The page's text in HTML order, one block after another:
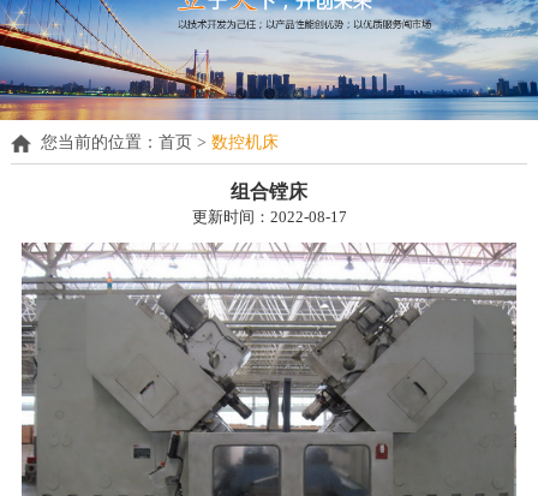
您当前的位置： 首页 > 数控机床
组合镗床
更新时间：2022-08-17